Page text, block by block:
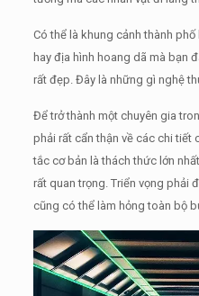
Có thể là khung cảnh thành
hay địa hình hoang dã mà bạn
rất đẹp. Đây là những gì nghệ
Để trở thành một chuyên gia
phải rất cẩn thận về các chi tiết
tắc cơ bản là thách thức lớn
rất quan trọng. Triển vọng phải
cũng có thể làm hỏng toàn bộ